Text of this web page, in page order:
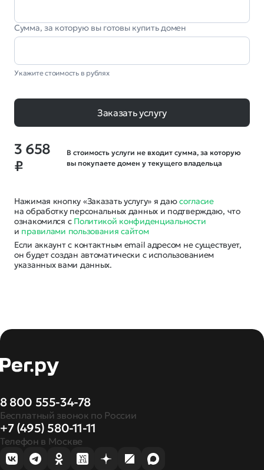
Сумма, за которую вы готовы купить домен
Укажите стоимость в рублях
Заказать услугу
3 658
₽
В стоимость услуги не входит сумма, за которую
вы покупаете домен у текущего владельца
Нажимая кнопку «Заказать услугу» я даюсогласие
на обработку персональных данных и подтверждаю, что
ознакомился с Политикой конфиденциальности
и правилами пользования сайтом
Если аккаунт с контактным email адресом не существует,
он будет создан автоматически с использованием
указанных вами данных.
8 800 555-34-78
Бесплатный звонок по России
+7 (495) 580-11-11
Телефон в Москве